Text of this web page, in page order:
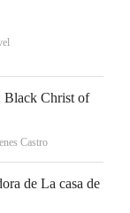
Christ of
Castro
de La casa de